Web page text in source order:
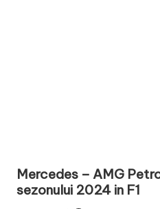
Mercedes – AMG
sezonului 2024 in F1